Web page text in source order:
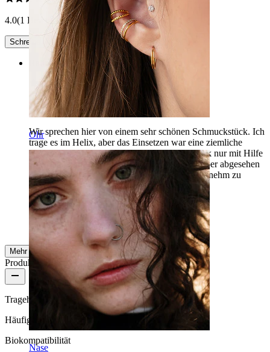
Ohr
Nase
4.0(1 Bewertungen)
Schreibe eine Bewertung
Rating
Schön, aber schwer einzusetzen
Wir sprechen hier von einem sehr schönen Schmuckstück. Ich
trage es im Helix, aber das Einsetzen war eine ziemliche
Herausforderung. Ich konnte das Schmuckstück nur mit Hilfe
einer anderen Person ins Piercing schrauben, aber abgesehen
davon sitzt es sehr gut im Ohr und ist sehr angenehm zu
tragen.
Panka Verifizierter Kauf
AI-Übersetzung Original anzeigen
Mehr ansehen
Produktqualität
Tragehäufigkeit
Häufiges Tragen
Biokompatibilität